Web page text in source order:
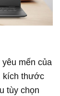
mến của
kích thước
tùy chọn